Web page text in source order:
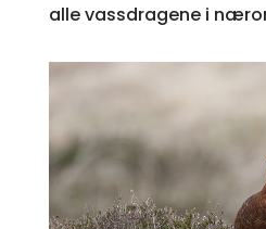
alle vassdragene i